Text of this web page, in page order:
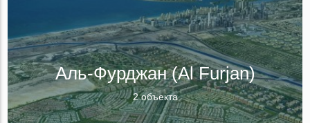
Аль-Фурджан (Al Furjan)
2 объекта